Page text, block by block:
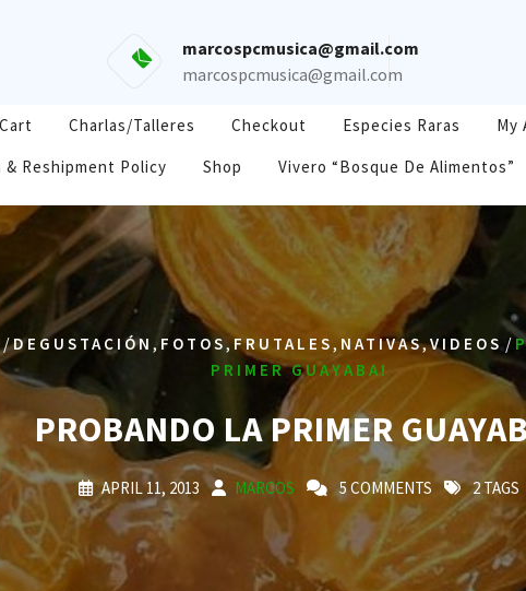
marcospcmusica@gmail.com
marcospcmusica@gmail.com
Cart Charlas/Talleres Checkout Especies Raras
My
& Reshipment Policy Shop Vivero “Bosque De Alimentos”
/DEGUSTACIÓN , FOTOS,FRUTALES, NATIVAS,VIDEOS /
PRIMER GUAYABA!
PROBANDO LA PRIMER
APRIL 11, 2013 MARCOS 5 COMMENTS 2 TAGS